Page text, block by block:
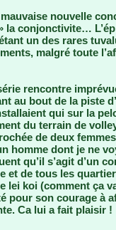
nouvelle
la conjonctivite…
un des rares
malgré toute
rencontre
au bout de la piste
qui sur la
du terrain de
de deux
homme dont je ne
qu’il s’agit d’un
et de tous les
lei koi (comment ça
pour son courage à
Ca lui a fait plaisir !